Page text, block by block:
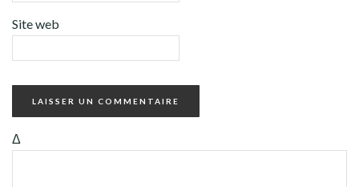
Site web
Δ